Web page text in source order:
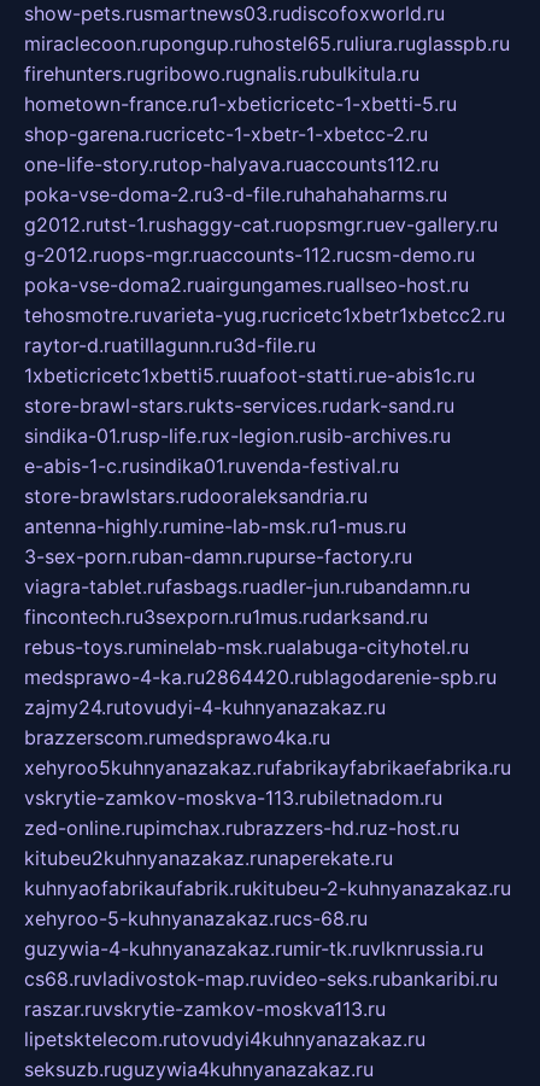
show-pets.rusmartnews03.rudiscofoxworld.ru
miraclecoon.rupongup.ruhostel65.ruliura.ruglasspb.ru
firehunters.rugribowo.rugnalis.rubulkitula.ru
hometown-france.ru1-xbeticricetc-1-xbetti-5.ru
shop-garena.rucricetc-1-xbetr-1-xbetcc-2.ru
one-life-story.rutop-halyava.ruaccounts112.ru
poka-vse-doma-2.ru3-d-file.ruhahahaharms.ru
g2012.rutst-1.rushaggy-cat.ruopsmgr.ruev-gallery.ru
g-2012.ruops-mgr.ruaccounts-112.rucsm-demo.ru
poka-vse-doma2.ruairgungames.ruallseo-host.ru
tehosmotre.ruvarieta-yug.rucricetc1xbetr1xbetcc2.ru
raytor-d.ruatillagunn.ru3d-file.ru
1xbeticricetc1xbetti5.ruuafoot-statti.rue-abis1c.ru
store-brawl-stars.rukts-services.rudark-sand.ru
sindika-01.rusp-life.rux-legion.rusib-archives.ru
e-abis-1-c.rusindika01.ruvenda-festival.ru
store-brawlstars.rudooraleksandria.ru
antenna-highly.rumine-lab-msk.ru1-mus.ru
3-sex-porn.ruban-damn.rupurse-factory.ru
viagra-tablet.rufasbags.ruadler-jun.rubandamn.ru
fincontech.ru3sexporn.ru1mus.rudarksand.ru
rebus-toys.ruminelab-msk.rualabuga-cityhotel.ru
medsprawo-4-ka.ru2864420.rublagodarenie-spb.ru
zajmy24.rutovudyi-4-kuhnyanazakaz.ru
brazzerscom.rumedsprawo4ka.ru
xehyroo5kuhnyanazakaz.rufabrikayfabrikaefabrika.ru
vskrytie-zamkov-moskva-113.rubiletnadom.ru
zed-online.rupimchax.rubrazzers-hd.ruz-host.ru
kitubeu2kuhnyanazakaz.runaperekate.ru
kuhnyaofabrikaufabrik.rukitubeu-2-kuhnyanazakaz.ru
xehyroo-5-kuhnyanazakaz.rucs-68.ru
guzywia-4-kuhnyanazakaz.rumir-tk.ruvlknrussia.ru
cs68.ruvladivostok-map.ruvideo-seks.rubankaribi.ru
raszar.ruvskrytie-zamkov-moskva113.ru
lipetsktelecom.rutovudyi4kuhnyanazakaz.ru
seksuzb.ruguzywia4kuhnyanazakaz.ru